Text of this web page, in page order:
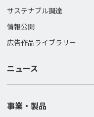
サステナブル調達
情報公開
広告作品ライブラリー
ニュース
事業・製品